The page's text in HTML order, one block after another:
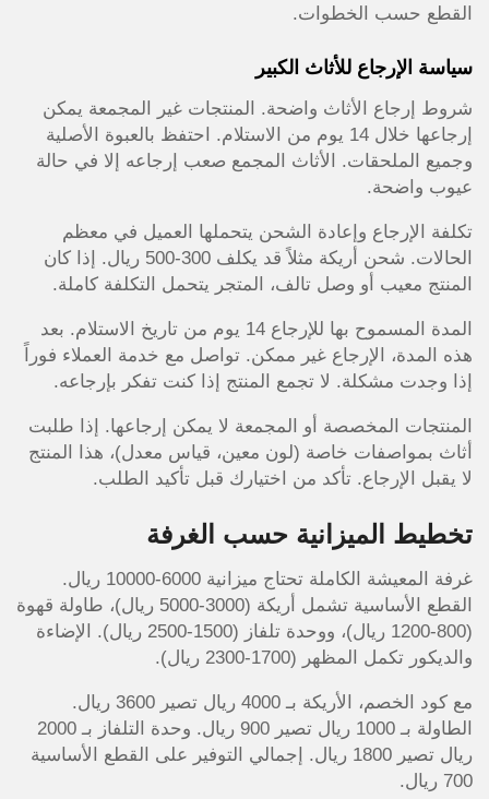
القطع حسب الخطوات.
سياسة الإرجاع للأثاث الكبير
شروط إرجاع الأثاث واضحة. المنتجات غير المجمعة يمكن
إرجاعها خلال 14 يوم من الاستلام. احتفظ بالعبوة الأصلية
وجميع الملحقات. الأثاث المجمع صعب إرجاعه إلا في حالة
عيوب واضحة.
تكلفة الإرجاع وإعادة الشحن يتحملها العميل في معظم
الحالات. شحن أريكة مثلاً قد يكلف 300-500 ريال. إذا كان
المنتج معيب أو وصل تالف، المتجر يتحمل التكلفة كاملة.
المدة المسموح بها للإرجاع 14 يوم من تاريخ الاستلام. بعد
هذه المدة، الإرجاع غير ممكن. تواصل مع خدمة العملاء فوراً
إذا وجدت مشكلة. لا تجمع المنتج إذا كنت تفكر بإرجاعه.
المنتجات المخصصة أو المجمعة لا يمكن إرجاعها. إذا طلبت
أثاث بمواصفات خاصة (لون معين، قياس معدل)، هذا المنتج
لا يقبل الإرجاع. تأكد من اختيارك قبل تأكيد الطلب.
تخطيط الميزانية حسب الغرفة
غرفة المعيشة الكاملة تحتاج ميزانية 6000-10000 ريال.
القطع الأساسية تشمل أريكة (3000-5000 ريال)، طاولة قهوة
(800-1200 ريال)، ووحدة تلفاز (1500-2500 ريال). الإضاءة
والديكور تكمل المظهر (1700-2300 ريال).
مع كود الخصم، الأريكة بـ 4000 ريال تصير 3600 ريال.
الطاولة بـ 1000 ريال تصير 900 ريال. وحدة التلفاز بـ 2000
ريال تصير 1800 ريال. إجمالي التوفير على القطع الأساسية
700 ريال.